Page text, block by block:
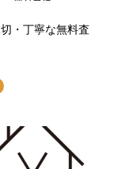
・丁寧な無料査